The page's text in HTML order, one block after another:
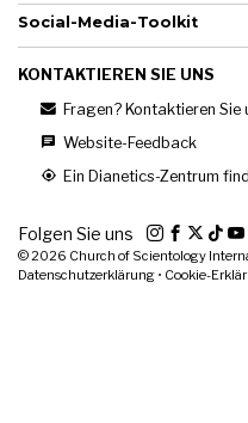
Social-Media-Toolkit
KONTAKTIEREN SIE UNS
Fragen? Kontaktieren Sie
Website-Feedback
Ein Dianetics-Zentrum
Folgen Sie uns
© 2026 Church of Scientology
Datenschutzerklärung • Cookie-